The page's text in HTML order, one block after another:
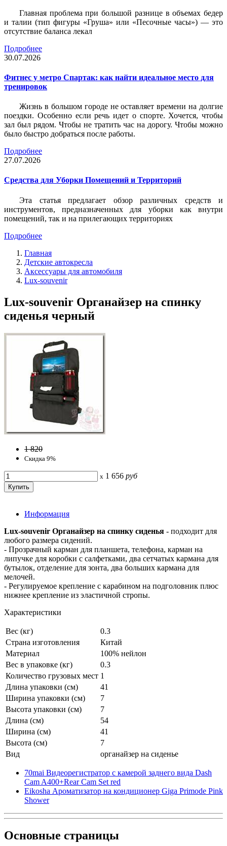
Главная проблема при большой разнице в объемах бедер
и талии (тип фигуры «Груша» или «Песочные часы») — это
отсутствие баланса лекал
Подробнее
30.07.2026
Фитнес у метро Спартак: как найти идеальное место для
тренировок
Жизнь в большом городе не оставляет времени на долгие
поездки. Особенно если речь идет о спорте. Хочется, чтобы
зал был рядом. Чтобы не тратить час на дорогу. Чтобы можно
было быстро добраться после работы.
Подробнее
27.07.2026
Средства для Уборки Помещений и Территорий
Эта статья предлагает обзор различных средств и
инструментов, предназначенных для уборки как внутри
помещений, так и на прилегающих территориях
Подробнее
Главная
Детские автокресла
Аксессуары для автомобиля
Lux-souvenir
Lux-souvenir Органайзер на спинку
сиденья черный
1 820
Скидка 9%
x 1 656 руб
Информация
Lux-souvenir Органайзер на спинку сиденья - подходит для
любого размера сидений.
- Прозрачный карман для планшета, телефона, карман на
липучке для коробки с салфетками, два сетчатых кармана для
бутылок, отделение для зонта, два больших кармана для
мелочей.
- Регулируемое крепление с карабином на подголовник плюс
нижнее крепление из эластичной стропы.
Характеристики
Вес (кг)
0.3
Страна изготовления
Китай
Материал
100% нейлон
Вес в упаковке (кг)
0.3
Количество грузовых мест 1
Длина упаковки (см)
41
Ширина упаковки (см)
7
Высота упаковки (см)
7
Длина (см)
54
Ширина (см)
41
Высота (см)
7
Вид
органайзер на сиденье
70mai Видеорегистратор с камерой заднего вида Dash
Cam A400+Rear Cam Set red
Eikosha Ароматизатор на кондиционер Giga Primode Pink
Shower
Основные страницы